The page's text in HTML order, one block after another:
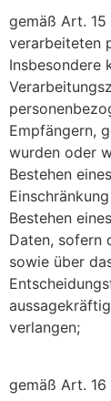
gemäß Art. 15
verarbeiteten
Insbesondere
Empfängern,
wurden oder
Bestehen
Bestehen
Daten, sofern
sowie über
verlangen;
gemäß Art. 16